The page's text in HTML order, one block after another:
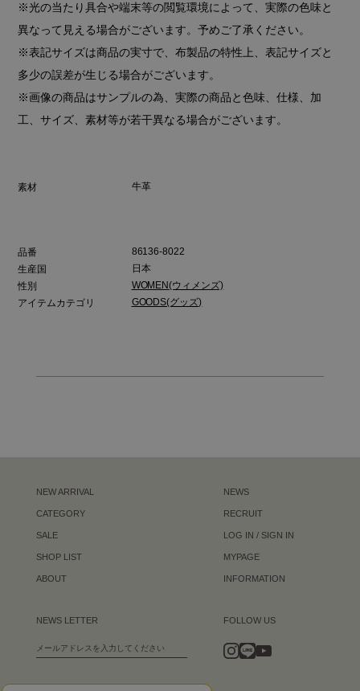
※光の当たり具合や端末等の閲覧環境によって、実際の色味と
異なって見える場合がございます。予めご了承ください。
※表記サイズは商品の実寸で、布製品の特性上、表記サイズと
多少の誤差が生じる場合がございます。
※画像の商品はサンプルの為、実際の商品と色味、仕様、加
工、サイズ、素材等が若干異なる場合がございます。
素材 牛革
品番
86136-8022
生産国
日本
性別
WOMEN(ウィメンズ)
アイテムカテゴリ
GOODS(グッズ)
NEW ARRIVAL
CATEGORY
SALE
SHOP LIST
ABOUT
NEWS LETTER
NEWS
RECRUIT
LOG IN / SIGN IN
MYPAGE
INFORMATION
FOLLOW US